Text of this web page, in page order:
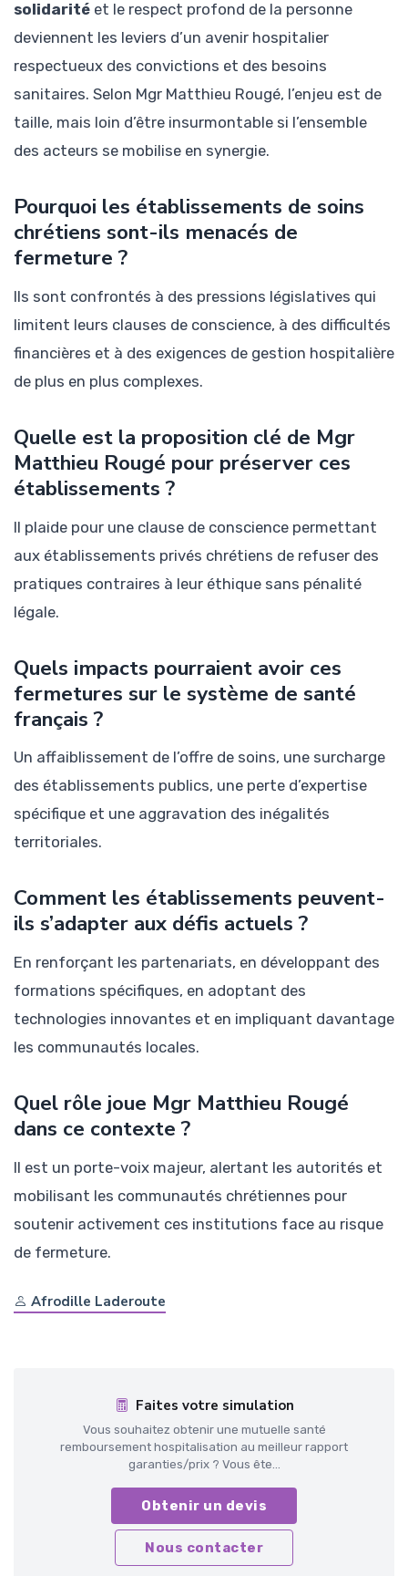
solidarité et le respect profond de la personne
deviennent les leviers d’un avenir hospitalier
respectueux des convictions et des besoins
sanitaires. Selon Mgr Matthieu Rougé, l’enjeu est de
taille, mais loin d’être insurmontable si l’ensemble
des acteurs se mobilise en synergie.
Pourquoi les établissements de soins
chrétiens sont-ils menacés de
fermeture ?
Ils sont confrontés à des pressions législatives qui
limitent leurs clauses de conscience, à des difficultés
financières et à des exigences de gestion hospitalière
de plus en plus complexes.
Quelle est la proposition clé de Mgr
Matthieu Rougé pour préserver ces
établissements ?
Il plaide pour une clause de conscience permettant
aux établissements privés chrétiens de refuser des
pratiques contraires à leur éthique sans pénalité
légale.
Quels impacts pourraient avoir ces
fermetures sur le système de santé
français ?
Un affaiblissement de l’offre de soins, une surcharge
des établissements publics, une perte d’expertise
spécifique et une aggravation des inégalités
territoriales.
Comment les établissements peuvent-
ils s’adapter aux défis actuels ?
En renforçant les partenariats, en développant des
formations spécifiques, en adoptant des
technologies innovantes et en impliquant davantage
les communautés locales.
Quel rôle joue Mgr Matthieu Rougé
dans ce contexte ?
Il est un porte-voix majeur, alertant les autorités et
mobilisant les communautés chrétiennes pour
soutenir activement ces institutions face au risque
de fermeture.
Afrodille Laderoute
Faites votre simulation
Vous souhaitez obtenir une mutuelle santé
remboursement hospitalisation au meilleur rapport
garanties/prix ? Vous ête...
Obtenir un devis
Nous contacter